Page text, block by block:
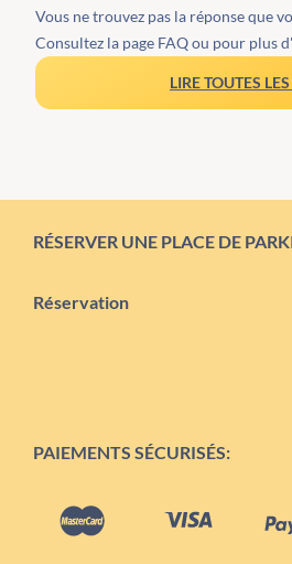
Vous ne trouvez pas la réponse que
Consultez la page FAQ ou pour plus
LIRE TOUTES
RÉSERVER UNE PLACE DE
Réservation
PAIEMENTS SÉCURISÉS: